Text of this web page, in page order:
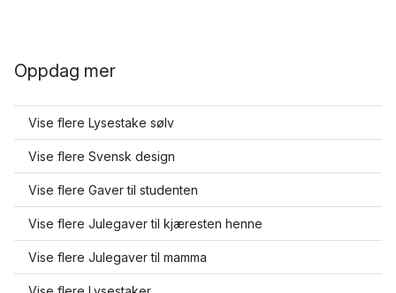
Oppdag mer
Vise flere Lysestake sølv
Vise flere Svensk design
Vise flere Gaver til studenten
Vise flere Julegaver til kjæresten henne
Vise flere Julegaver til mamma